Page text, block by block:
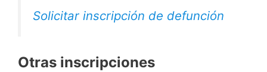
Solicitar inscripción de defunción
Otras inscripciones